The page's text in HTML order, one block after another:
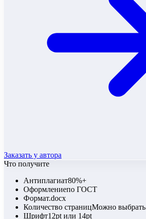
Заказать у автора
Что получите
Антиплагиат80%+
Оформлениепо ГОСТ
Формат.docx
Количество страницМожно выбрать
Шрифт12pt или 14pt